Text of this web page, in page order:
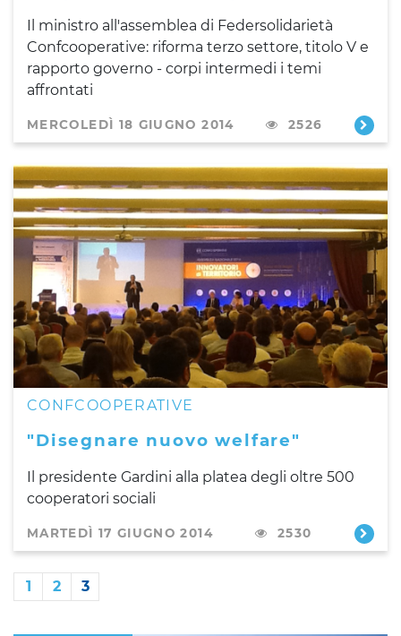
Il ministro all'assemblea di Federsolidarietà
Confcooperative: riforma terzo settore, titolo V e
rapporto governo - corpi intermedi i temi
affrontati
MERCOLEDÌ 18 GIUGNO 2014 2526
CONFCOOPERATIVE
"Disegnare nuovo welfare"
Il presidente Gardini alla platea degli oltre 500
cooperatori sociali
MARTEDÌ 17 GIUGNO 2014 2530
1 2 3